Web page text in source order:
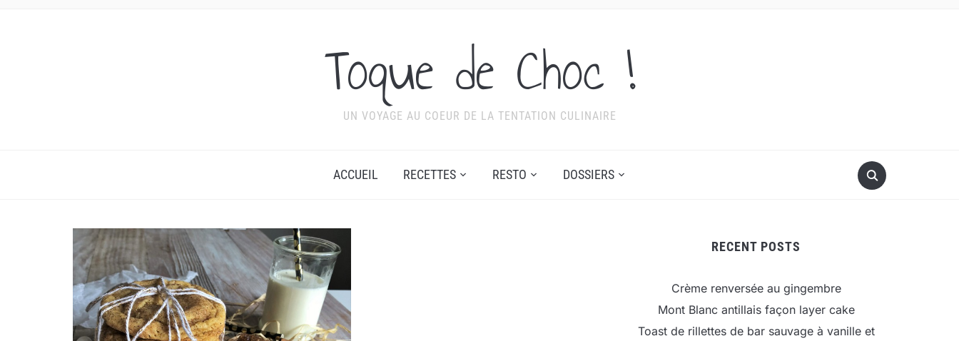
Toque de Choc !
UN VOYAGE AU COEUR DE LA TENTATION CULINAIRE
ACCUEIL RECETTES RESTO DOSSIERS
RECENT POSTS
Crème renversée au gingembre
Mont Blanc antillais façon layer cake
Toast de rillettes de bar sauvage à vanille et